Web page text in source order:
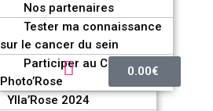
Nos partenaires
Tester ma connaissance
sur le cancer du sein
Participer au Challenge
Photo’Rose
Ylla’Rose 2024
0.00€